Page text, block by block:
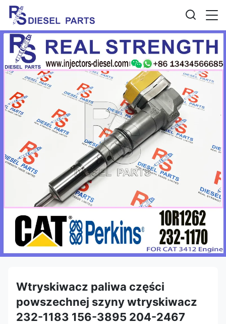
Wtryskiwacz paliwa części
powszechnej szyny wtryskiwacz
232-1183 156-3895 204-2467